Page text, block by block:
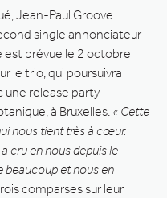
Jean-Paul Groove
single annonciateur
est prévue le 2 octobre
le trio, qui poursuivra
une release party
à Bruxelles. « Cette
nous tient très à cœur.
cru en nous depuis le
beaucoup et nous en
comparses sur leur